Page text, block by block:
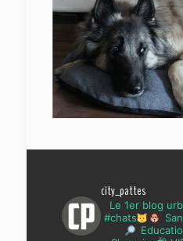
city_pattes
Le 1er blog
#chats